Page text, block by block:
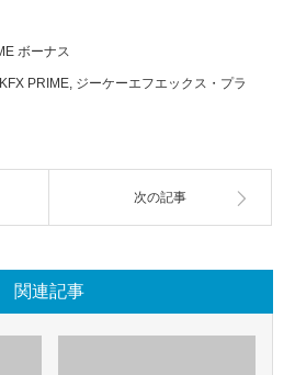
ボーナス
PRIME, ジーケーエフエックス・プラ
次の記事
関連記事